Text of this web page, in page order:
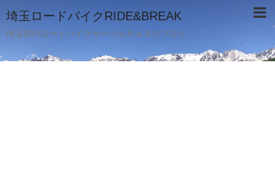
埼玉ロードバイクRIDE&BREAK
埼玉県のロードバイクサークルＲ＆Ｂのブログ